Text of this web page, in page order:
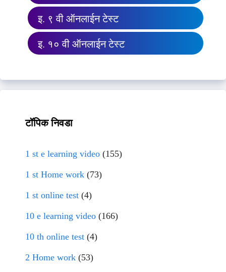
इ. ९ वी ऑनलाईन टेस्ट
इ. १० वी ऑनलाईन टेस्ट
टॉपिक निवडा
1 st e learning video (155)
1 st Home work (73)
1 st online test (4)
10 e learning video (166)
10 th online test (4)
2 Home work (53)